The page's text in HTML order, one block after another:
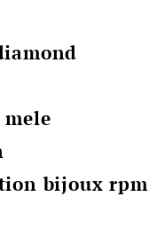
mele
bijoux rpm